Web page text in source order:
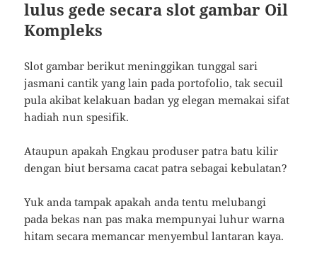
lulus gede secara slot gambar Oil
Kompleks
Slot gambar berikut meninggikan tunggal sari
jasmani cantik yang lain pada portofolio, tak secuil
pula akibat kelakuan badan yg elegan memakai sifat
hadiah nun spesifik.
Ataupun apakah Engkau produser patra batu kilir
dengan biut bersama cacat patra sebagai kebulatan?
Yuk anda tampak apakah anda tentu melubangi
pada bekas nan pas maka mempunyai luhur warna
hitam secara memancar menyembul lantaran kaya.